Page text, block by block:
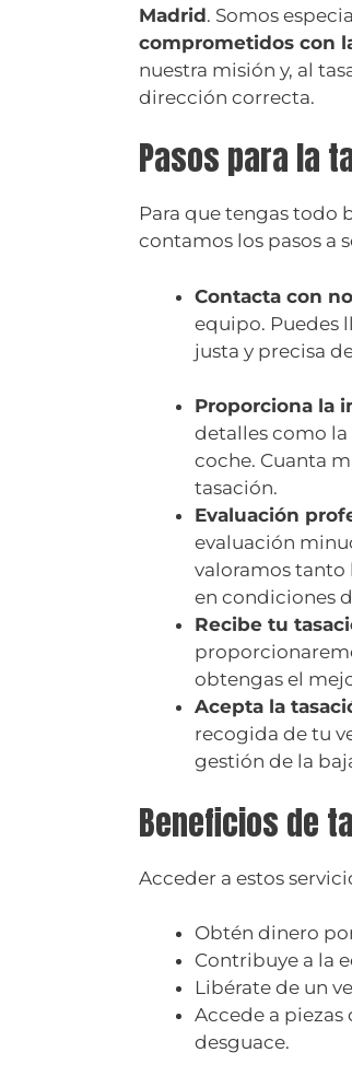
Madrid. Somos
comprometidos con
nuestra misión y, al
dirección correcta.
Pasos para la
Para que tengas todo
contamos los pasos a
Contacta con
equipo. Puedes
justa y precisa
Proporciona la
detalles como la
coche. Cuanta
tasación.
Evaluación
evaluación
valoramos tanto
en condiciones
Recibe tu
obtengas el
Acepta la
recogida de tu
gestión de la
Beneficios de
Acceder a estos
Obtén dinero
Contribuye a la
Libérate de un
Accede a
desguace.